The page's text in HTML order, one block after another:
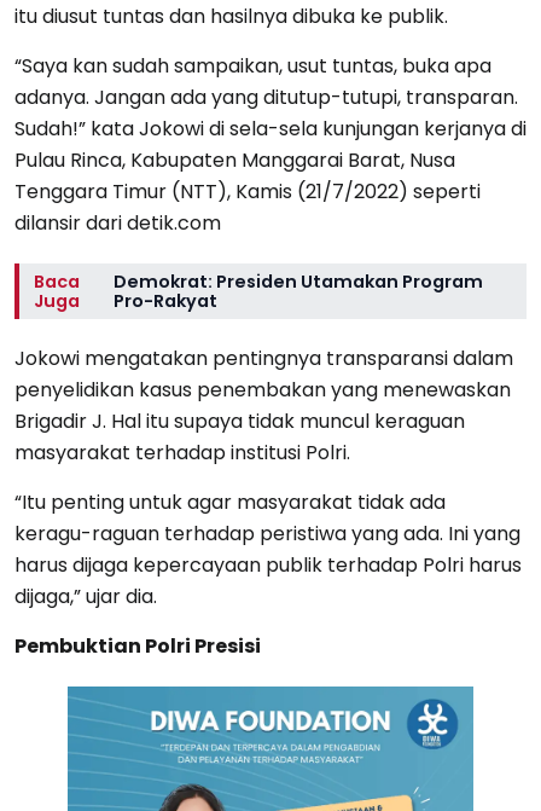
itu diusut tuntas dan hasilnya dibuka ke publik.
“Saya kan sudah sampaikan, usut tuntas, buka apa
adanya. Jangan ada yang ditutup-tutupi, transparan.
Sudah!” kata Jokowi di sela-sela kunjungan kerjanya di
Pulau Rinca, Kabupaten Manggarai Barat, Nusa
Tenggara Timur (NTT), Kamis (21/7/2022) seperti
dilansir dari detik.com
Baca
Juga
Demokrat: Presiden Utamakan Program
Pro-Rakyat
Jokowi mengatakan pentingnya transparansi dalam
penyelidikan kasus penembakan yang menewaskan
Brigadir J. Hal itu supaya tidak muncul keraguan
masyarakat terhadap institusi Polri.
“Itu penting untuk agar masyarakat tidak ada
keragu-raguan terhadap peristiwa yang ada. Ini yang
harus dijaga kepercayaan publik terhadap Polri harus
dijaga,” ujar dia.
Pembuktian Polri Presisi